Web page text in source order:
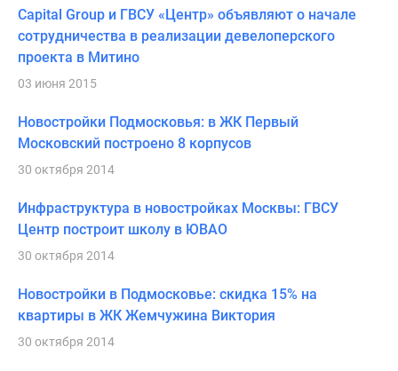
Capital Group и ГВСУ «Центр» объявляют о начале
сотрудничества в реализации девелоперского
проекта в Митино
03 июня 2015
Новостройки Подмосковья: в ЖК Первый
Московский построено 8 корпусов
30 октября 2014
Инфраструктура в новостройках Москвы: ГВСУ
Центр построит школу в ЮВАО
30 октября 2014
Новостройки в Подмосковье: скидка 15% на
квартиры в ЖК Жемчужина Виктория
30 октября 2014